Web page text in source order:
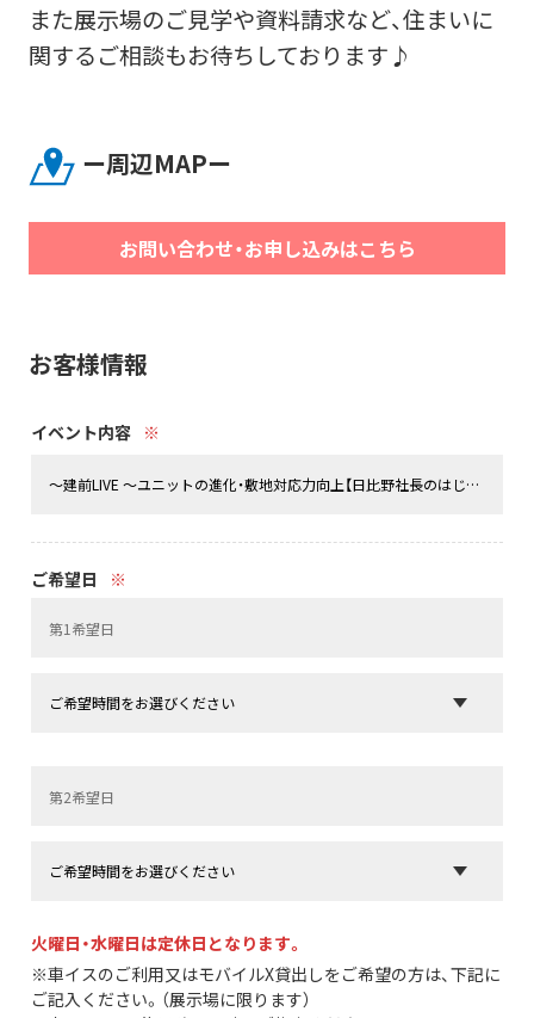
また展示場のご見学や資料請求など、住まいに
関するご相談もお待ちしております♪
ー周辺MAPー
お問い合わせ・お申し込みはこちら
お客様情報
イベント内容 ※
ご希望日 ※
火曜日・水曜日は定休日となります。
※車イスのご利用又はモバイルX貸出しをご希望の方は、下記に
ご記入ください。（展示場に限ります）